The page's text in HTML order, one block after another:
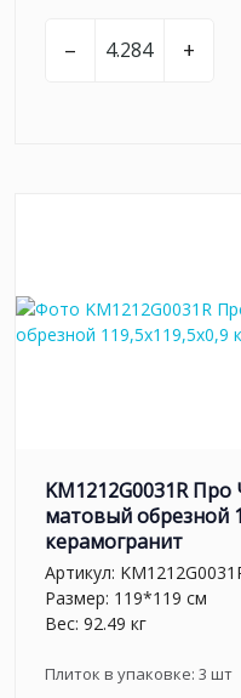
– +
KM1212G0031R
матовый обрезной
керамогранит
Артикул:
Размер: 119*119 см
Вес: 92.49 кг
Плиток в упаковке: 3 шт